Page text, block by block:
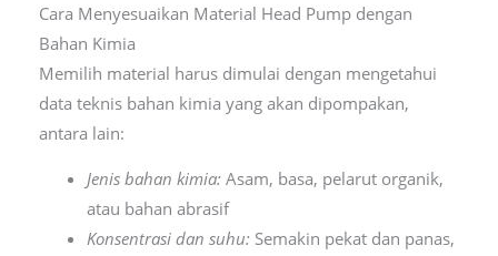
Cara Menyesuaikan Material Head Pump dengan
Bahan Kimia
Memilih material harus dimulai dengan mengetahui
data teknis bahan kimia yang akan dipompakan,
antara lain:
Jenis bahan kimia: Asam, basa, pelarut organik,
atau bahan abrasif
Konsentrasi dan suhu: Semakin pekat dan panas,